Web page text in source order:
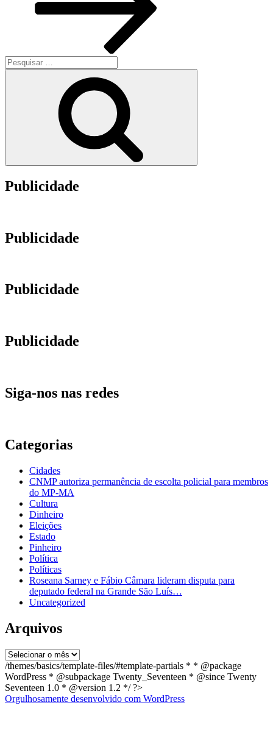
Pesquisar
por:
Publicidade
Publicidade
Publicidade
Publicidade
Siga-nos nas redes
Categorias
Cidades
CNMP autoriza permanência de escolta policial para membros
do MP-MA
Cultura
Dinheiro
Eleições
Estado
Pinheiro
Política
Políticas
Roseana Sarney e Fábio Câmara lideram disputa para
deputado federal na Grande São Luís…
Uncategorized
Arquivos
Arquivos
/themes/basics/template-files/#template-partials * * @package
WordPress * @subpackage Twenty_Seventeen * @since Twenty
Seventeen 1.0 * @version 1.2 */ ?>
Orgulhosamente desenvolvido com WordPress